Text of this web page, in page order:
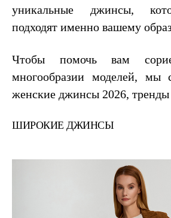
уникальные джинсы,
подходят именно вашему
Чтобы помочь вам
многообразии моделей, мы
женские джинсы 2026, тренды
ШИРОКИЕ ДЖИНСЫ